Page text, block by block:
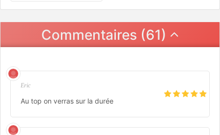
Commentaires (61)
Eric
Au top on verras sur la durée